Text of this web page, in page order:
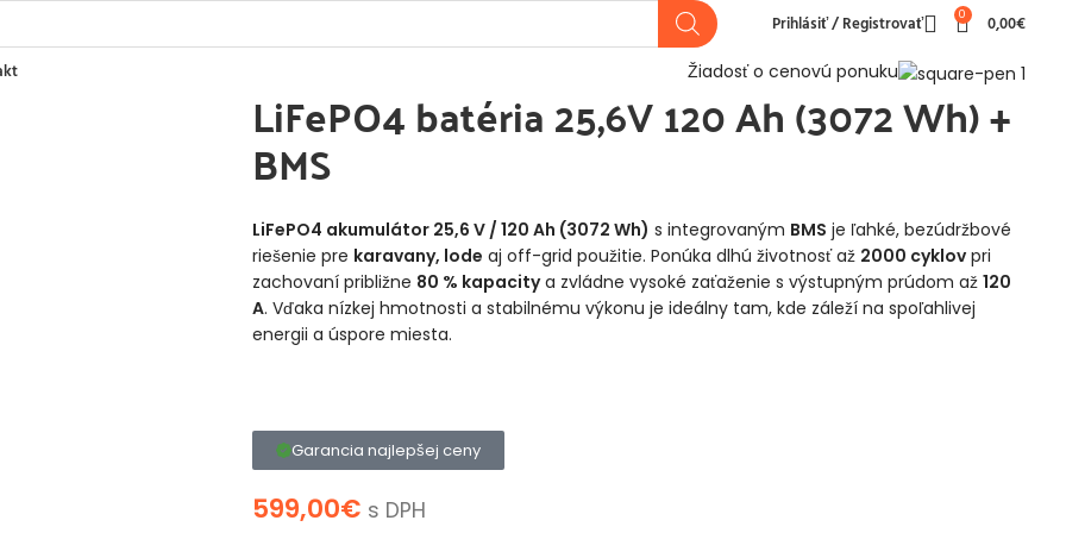
Prihlásiť / Registrovať 0 0,00€
Žiadosť o cenovú ponuku
LiFePO4 batéria 25,6V 120 Ah (3072 Wh) + BMS
LiFePO4 batéria 25,6V 120 Ah (3072 Wh) +
BMS
LiFePO4 akumulátor 25,6 V / 120 Ah (3072 Wh) s integrovaným BMS je ľahké, bezúdržbové
riešenie pre karavany, lode aj off-grid použitie. Ponúka dlhú životnosť až 2000 cyklov pri
zachovaní približne 80 % kapacitya zvládne vysoké zaťaženie s výstupným prúdom až 120
A. Vďaka nízkej hmotnosti a stabilnému výkonu je ideálny tam, kde záleží na spoľahlivej
energii a úspore miesta.
Garancia najlepšej ceny
599,00€ s DPH